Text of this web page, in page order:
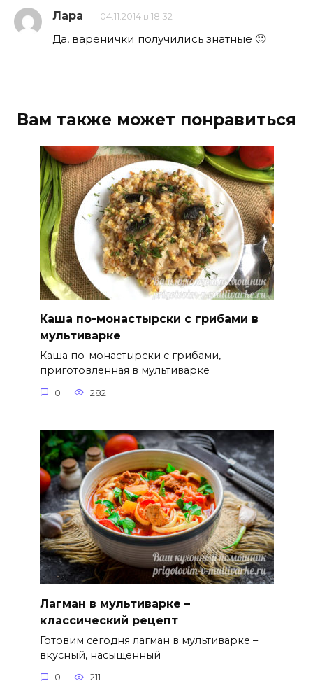
Лара 04.11.2014 в 18:32
Да, варенички получились знатные 🙂
Вам также может понравиться
Каша по-монастырски с грибами в
мультиварке
Каша по-монастырски с грибами,
приготовленная в мультиварке
0 282
Лагман в мультиварке –
классический рецепт
Готовим сегодня лагман в мультиварке –
вкусный, насыщенный
0 211